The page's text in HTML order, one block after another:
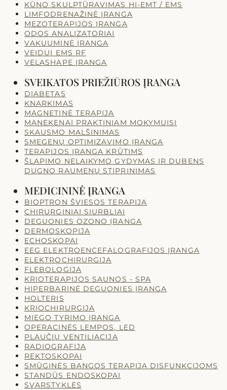
KŪNO SKULPTŪRAVIMAS HI-EMT / EMS
LIMFODRENAŽINĖ ĮRANGA
MEZOTERAPIJOS ĮRANGA
ODOS ANALIZATORIAI
VAKUUMINĖ ĮRANGA
VEIDUI EMS RF
VELASHAPE ĮRANGA
SVEIKATOS PRIEŽIŪROS ĮRANGA
DIABETAS
KNARKIMAS
MAGNETINĖ TERAPIJA
MANEKENAI PRAKTINIAM MOKYMUISI
SKAUSMO MALŠINIMAS
SMEGENŲ OPTIMIZAVIMO ĮRANGA
TERAPIJOS ĮRANGA KRŪTIMS
ŠLAPIMO NELAIKYMO GYDYMAS IR DUBENS
DUGNO RAUMENŲ STIPRINIMAS
MEDICININĖ ĮRANGA
BIOPTRON ŠVIESOS TERAPIJA
CHIRURGINIAI SIURBLIAI
DEGUONIES OZONO ĮRANGA
DERMOSKOPIJA
ECHOSKOPAI
EEG ELEKTROENCEFALOGRAFIJOS ĮRANGA
ELEKTROCHIRURGIJA
FLEBOLOGIJA
KRIOTERAPIJOS SAUNOS - SPA
HIPERBARINĖ DEGUONIES ĮRANGA
HOLTERIS
KRIOCHIRURGIJA
MIEGO TYRIMO ĮRANGA
OPERACINĖS LEMPOS, LED
PLAUČIŲ VENTILIACIJA
RADIOGRAFIJA
REKTOSKOPAI
SMŪGINĖS BANGOS TERAPIJA DISFUNKCIJOMS
STANDŪS ENDOSKOPAI
SVARSTYKLĖS